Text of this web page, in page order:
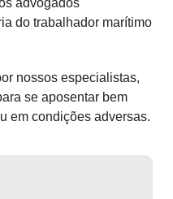
advogados
do trabalhador marítimo
nossos especialistas,
se aposentar bem
em condições adversas.